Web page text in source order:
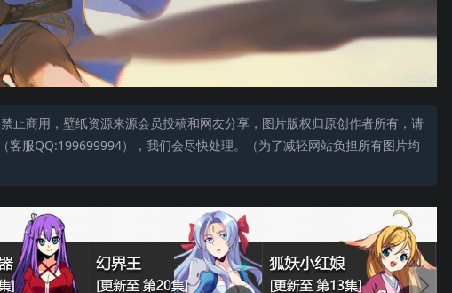
止商用，壁纸资源来源会员投稿和网友分享，图片版权归原创作者所有，请
客服QQ:199699994），我们会尽快处理。（为了减轻网站负担所有图片均